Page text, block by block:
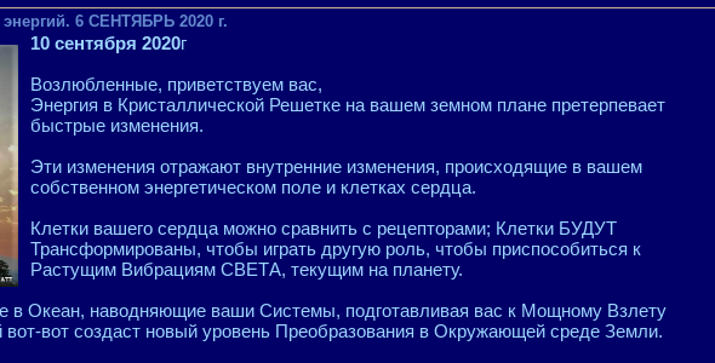
6 СЕНТЯБРЬ 2020 г.
10 сентября 2020г
Возлюбленные, приветствуем вас,
Энергия в Кристаллической Решетке на вашем земном плане претерпевает
быстрые изменения.
Эти изменения отражают внутренние изменения, происходящие в вашем
собственном энергетическом поле и клетках сердца.
Клетки вашего сердца можно сравнить с рецепторами; Клетки БУДУТ
Трансформированы, чтобы играть другую роль, чтобы приспособиться к
Растущим Вибрациям СВЕТА, текущим на планету.
Океан, наводняющие ваши Системы, подготавливая вас к Мощному Взлету
вот создаст новый уровень Преобразования в Окружающей среде Земли.